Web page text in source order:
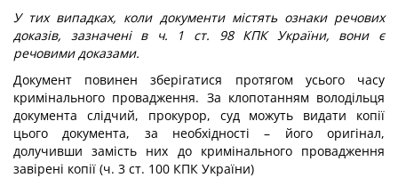
У тих випадках, коли документи містять ознаки речових
доказів, зазначені в ч. 1 ст. 98 КПК України, вони є
речовими доказами.
Документ повинен зберігатися протягом усього часу
кримінального провадження. За клопотанням володільця
документа слідчий, прокурор, суд можуть видати копії
цього документа, за необхідності – його оригінал,
долучивши замість них до кримінального провадження
завірені копії (ч. 3 ст. 100 КПК України)